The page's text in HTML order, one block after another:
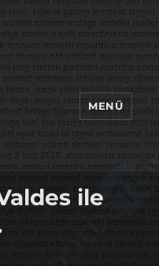
MENÜ
ile